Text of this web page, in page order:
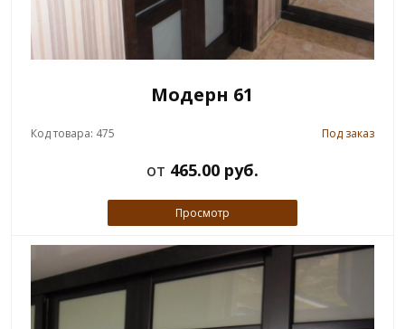
Модерн 61
Код товара: 475 Под заказ
от 465.00 руб.
Просмотр